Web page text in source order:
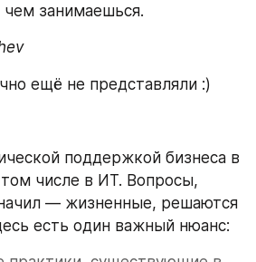
занимаешься.
ещё не представляли :)
поддержкой бизнеса в
числе в ИТ. Вопросы,
— жизненные, решаются
есть один важный нюанс: